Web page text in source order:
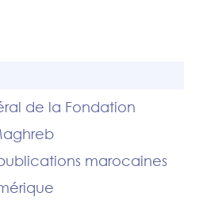
de la Fondation
marocaines